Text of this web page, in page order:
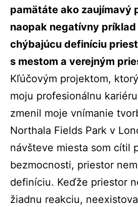
pamätáte ako zaujímavý
naopak negatívny príklad
chýbajúcu definíciu
s mestom a verejným
Kľúčovým projektom,
moju profesionálnu
zmenil moje vnímanie
Northala Fields Park v
návšteve miesta som cítil
bezmocnosti, priestor
definíciu. Keďže priestor
žiadnu reakciu,